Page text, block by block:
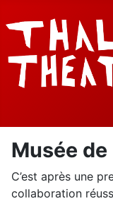
Musée de
C’est après une
collaboration